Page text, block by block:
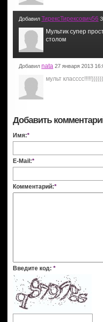
Добавил ТирексТирексович56
Мультик супер
столом
Добавил nata 27 января 2013
мульт
Добавить
Имя:*
E-Mail:*
Комментарий:*
Введите код: *